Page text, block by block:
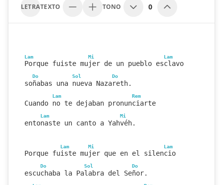
LETRATEXTO TONO 0
Lam Mi Lam
Porque fuiste mujer de un pueblo esclavo
Do Sol Do
soñabas una nueva Nazareth.
Lam Rem
Cuando no te dejaban pronunciarte
Lam Mi
entonaste un canto a Yahvéh.
Lam Mi Lam
Porque fuiste mujer que en el silencio
Do Sol Do
escuchaba la Palabra del Señor.